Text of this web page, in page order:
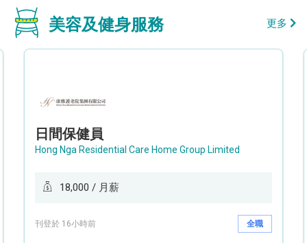
美容及健身服務 更多
日間保健員
Hong Nga Residential Care Home Group Limited
18,000 / 月薪
刊登於 16小時前 全職